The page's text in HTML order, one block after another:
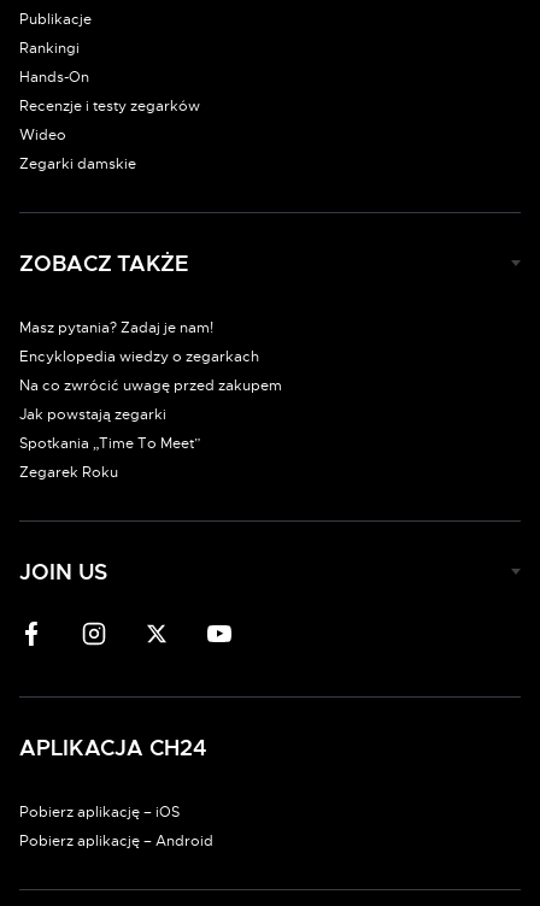
Publikacje
Rankingi
Hands-On
Recenzje i testy zegarków
Wideo
Zegarki damskie
ZOBACZ TAKŻE
Masz pytania? Zadaj je nam!
Encyklopedia wiedzy o zegarkach
Na co zwrócić uwagę przed zakupem
Jak powstają zegarki
Spotkania „Time To Meet”
Zegarek Roku
JOIN US
APLIKACJA CH24
Pobierz aplikację – iOS
Pobierz aplikację – Android